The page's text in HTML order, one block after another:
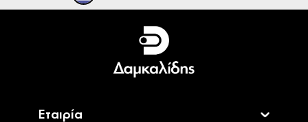
Ελληνικά
English
Εταιρία